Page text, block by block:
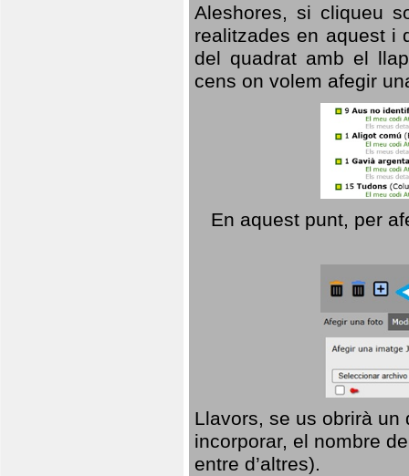
Aleshores, si cliqueu
realitzades en aquest i
del quadrat amb el
cens on volem afegir
En aquest punt, per
Llavors, se us obrirà
incorporar, el nombre
entre d’altres).